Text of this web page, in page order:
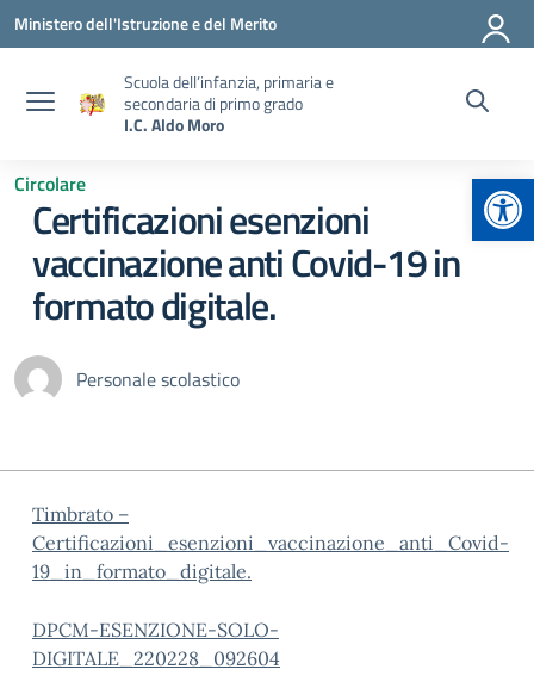
Vai ai contenuti
Vai al menu di navigazione
Vai al footer
Ministero dell'Istruzione e del Merito
Scuola dell’infanzia, primaria e
secondaria di primo grado
I.C. Aldo Moro
Circolare
Certificazioni esenzioni
vaccinazione anti Covid-19 in
formato digitale.
Personale scolastico
Timbrato –
Certificazioni_esenzioni_vaccinazione_anti_Covid-
19_in_formato_digitale.
DPCM-ESENZIONE-SOLO-
DIGITALE_220228_092604